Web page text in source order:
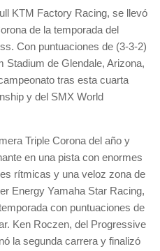
KTM Factory Racing, se llevó
de la temporada del
Con puntuaciones de (3-3-2)
Stadium de Glendale, Arizona,
tras esta cuarta
y del SMX World
Triple Corona del año y
en una pista con enormes
rítmicas y una veloz zona de
Energy Yamaha Star Racing,
con puntuaciones de
Ken Roczen, del Progressive
la segunda carrera y finalizó